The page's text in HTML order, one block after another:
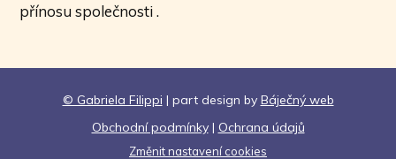
přínosu společnosti .
© Gabriela Filippi | part design by Báječný web
Obchodní podmínky| Ochrana údajů
Změnit nastavení cookies